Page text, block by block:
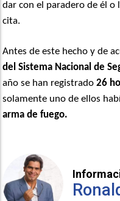
dar con el paradero de él o
cita.
Antes de este hecho y de
del Sistema Nacional de
año se han registrado26
solamente uno de ellos
arma de fuego.